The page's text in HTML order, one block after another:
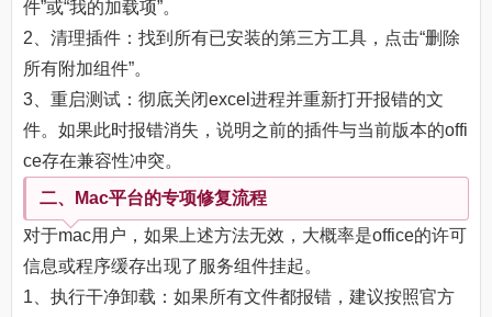
件”或“我的加载项”。
2、清理插件：找到所有已安装的第三方工具，点击“删除
所有附加组件”。
3、重启测试：彻底关闭excel进程并重新打开报错的文
件。如果此时报错消失，说明之前的插件与当前版本的offi
ce存在兼容性冲突。
二、Mac平台的专项修复流程
对于mac用户，如果上述方法无效，大概率是office的许可
信息或程序缓存出现了服务组件挂起。
1、执行干净卸载：如果所有文件都报错，建议按照官方